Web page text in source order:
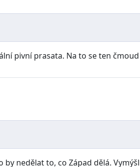
pivní prasata. Na to se ten
nedělat to, co Západ dělá.